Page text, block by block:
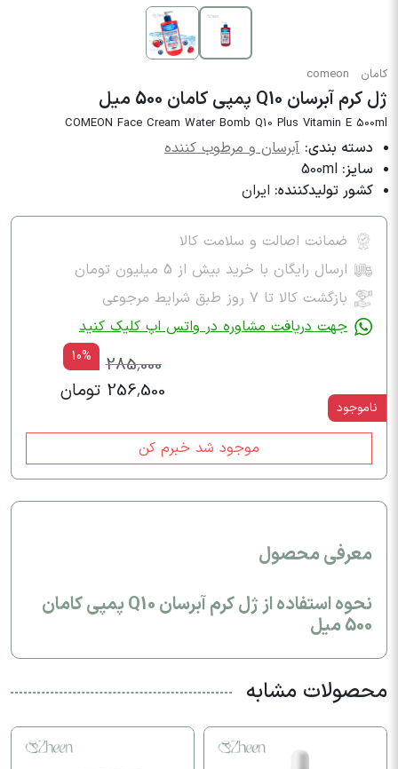
کامان comeon
ژل کرم آبرسان Q10 پمپي کامان 500 میل
COMEON Face Cream Water Bomb Q10 Plus Vitamin E 500ml
دسته بندی: آبرسان و مرطوب کننده
سایز: 500ml
کشور تولیدکننده: ایران
ضمانت اصالت و سلامت کالا
ارسال رایگان با خرید بیش از 5 میلیون تومان
بازگشت کالا تا ۷ روز طبق شرایط مرجوعی
جهت دریافت مشاوره در واتس اپ کلیک کنید
285,000
10%
256,500 تومان
ناموجود
موجود شد خبرم کن
معرفی محصول
نحوه استفاده از ژل کرم آبرسان Q10 پمپي کامان
500 میل
محصولات مشابه